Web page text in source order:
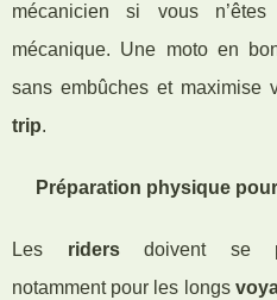
mécanicien si vous
mécanique. Une moto en
sans embûches et maximise
trip.
Préparation physique
Les ridersdoivent se
notamment pour les longs